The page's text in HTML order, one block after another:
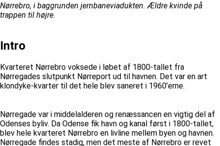
Nørrebro, i baggrunden jernbaneviadukten. Ældre kvinde på
trappen til højre.
Intro
Kvarteret Nørrebro voksede i løbet af 1800-tallet fra
Nørregades slutpunkt Nørreport ud til havnen. Det var en art
klondyke-kvarter til det hele blev saneret i 1960’erne.
Nørregade var i middelalderen og renæssancen en vigtig del af
Odenses byliv. Da Odense fik havn og kanal først i 1800-tallet,
blev hele kvarteret Nørrebro en livline mellem byen og havnen.
Nørregade findes stadig, men det meste af Nørrebro er revet